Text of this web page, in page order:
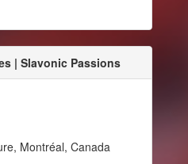
| Slavonic Passions
Montréal, Canada